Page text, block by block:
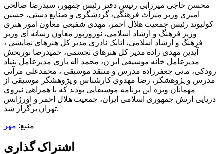
محسن حاجی میرزایی رئیس دفتر رئیس جمهور، سیدرضا صالحی
امیری وزیر میراث فرهنگی، گردشگری و صنایع دستی، حسین
کولیوند رئیس جمعیت هلال احمر، مهدی شفیعی معاون امور هنری
وزیر فرهنگ و ارشاد اسلامی، نوروزپور معاون رسانه ای وزیر
فرهنگ و ارشاد اسلامی، اتابک نادری مدیر کل هنرهای نمایشی ،
آیدین مهدی زاده مدیر کل هنرهای تجسمی، حمیدرضا نوربخش
مدیرعامل خانه موسیقی ایران، محمد اله باری مدیرعامل بنیاد
رودکی، مانی جعفرزاده مدرس و منتقد موسیقی ، محمدعلی مرآتی
مدرس و پژوهشگر، رضا مهدوی کارشناس و پژوهشگر موسیقی از
مهمانان ویژه این برنامه موسیقایی بودند که با همراهی نیروی
دریایی ارتش جمهوری اسلامی ایران، جمعیت هلال احمر و اورژانس
تهران برگزار شد.
منبع: مهر
اشتراک گذاری